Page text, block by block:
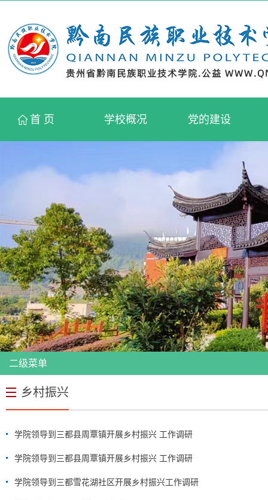
首 页 学校概况 党的建设
二级菜单
乡村振兴
学院领导到三都县周覃镇开展乡村振兴 工作调研
学院领导到三都县周覃镇开展乡村振兴 工作调研
学院领导到三都雪花湖社区开展乡村振兴工作调研